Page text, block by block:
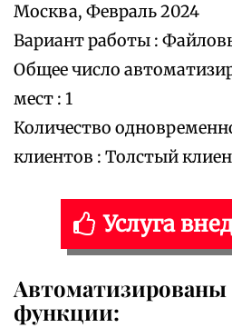
Москва, Февраль 2024
Вариант работы :
Общее число
мест : 1
Количество
клиентов : Толстый
Услуга
функции: